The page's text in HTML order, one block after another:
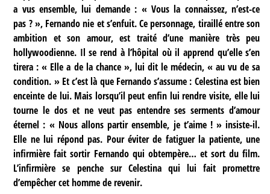
a vus ensemble, lui demande : « Vous la connaissez, n’est-ce
pas ? », Fernando nie et s’enfuit. Ce personnage, tiraillé entre son
ambition et son amour, est traité d’une manière très peu
hollywoodienne. Il se rend à l’hôpital où il apprend qu’elle s’en
tirera : « Elle a de la chance », lui dit le médecin, « au vu de sa
condition. » Et c’est là que Fernando s’assume : Celestina est bien
enceinte de lui. Mais lorsqu’il peut enfin lui rendre visite, elle lui
tourne le dos et ne veut pas entendre ses serments d’amour
éternel : « Nous allons partir ensemble, je t’aime ! » insiste-il.
Elle ne lui répond pas. Pour éviter de fatiguer la patiente, une
infirmière fait sortir Fernando qui obtempère… et sort du film.
L’infirmière se penche sur Celestina qui lui fait promettre
d’empêcher cet homme de revenir.